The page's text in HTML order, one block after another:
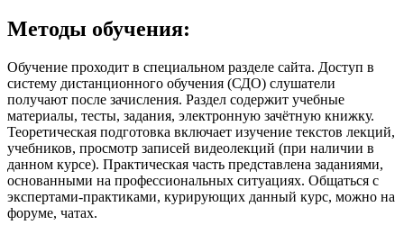
Методы обучения:
Обучение проходит в специальном разделе сайта. Доступ в
систему дистанционного обучения (СДО) слушатели
получают после зачисления. Раздел содержит учебные
материалы, тесты, задания, электронную зачётную книжку.
Теоретическая подготовка включает изучение текстов лекций,
учебников, просмотр записей видеолекций (при наличии в
данном курсе). Практическая часть представлена заданиями,
основанными на профессиональных ситуациях. Общаться с
экспертами-практиками, курирующих данный курс, можно на
форуме, чатах.